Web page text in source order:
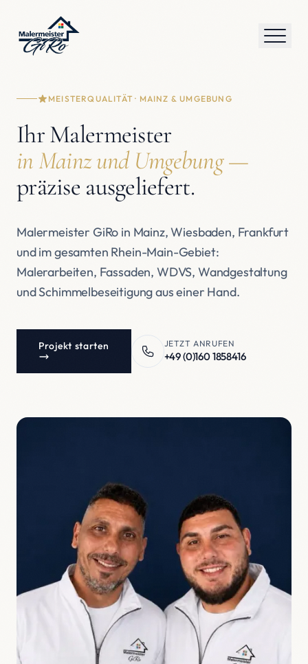
MEISTERQUALITÄT · MAINZ & UMGEBUNG
Ihr Malermeister
in Mainz und Umgebung —
präzise ausgeliefert.
Malermeister GiRo in Mainz, Wiesbaden, Frankfurt
und im gesamten Rhein-Main-Gebiet:
Malerarbeiten, Fassaden, WDVS, Wandgestaltung
und Schimmelbeseitigung aus einer Hand.
Projekt starten JETZT ANRUFEN
+49 (0)160 1858416